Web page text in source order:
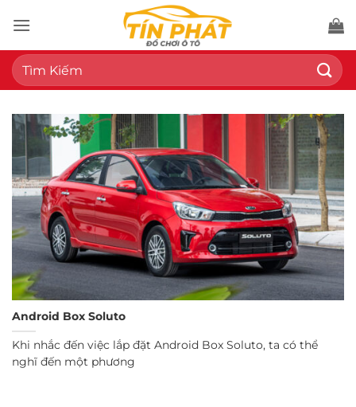
qua
nội
dung
Tìm
kiếm:
Android Box Soluto
Khi nhắc đến việc lắp đặt Android Box Soluto, ta có thể
nghĩ đến một phương